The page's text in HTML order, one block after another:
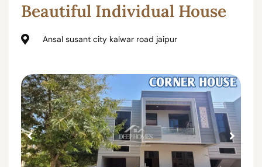
Beautiful Individual House
Ansal susant city kalwar road jaipur